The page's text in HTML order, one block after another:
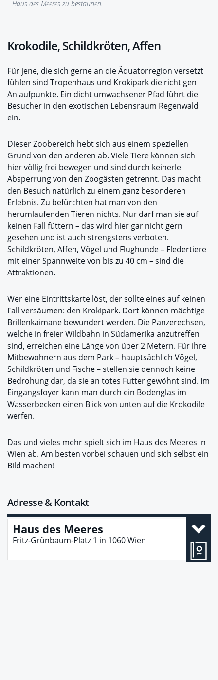
Haus des Meeres zu bestaunen.
Krokodile, Schildkröten, Affen
Für jene, die sich gerne an die Äquatorregion versetzt
fühlen sind Tropenhaus und Krokipark die richtigen
Anlaufpunkte. Ein dicht umwachsener Pfad führt die
Besucher in den exotischen Lebensraum Regenwald
ein.
Dieser Zoobereich hebt sich aus einem speziellen
Grund von den anderen ab. Viele Tiere können sich
hier völlig frei bewegen und sind durch keinerlei
Absperrung von den Zoogästen getrennt. Das macht
den Besuch natürlich zu einem ganz besonderen
Erlebnis. Zu befürchten hat man von den
herumlaufenden Tieren nichts. Nur darf man sie auf
keinen Fall füttern – das wird hier gar nicht gern
gesehen und ist auch strengstens verboten.
Schildkröten, Affen, Vögel und Flughunde – Fledertiere
mit einer Spannweite von bis zu 40 cm – sind die
Attraktionen.
Wer eine Eintrittskarte löst, der sollte eines auf keinen
Fall versäumen: den Krokipark. Dort können mächtige
Brillenkaimane bewundert werden. Die Panzerechsen,
welche in freier Wildbahn in Südamerika anzutreffen
sind, erreichen eine Länge von über 2 Metern. Für ihre
Mitbewohnern aus dem Park – hauptsächlich Vögel,
Schildkröten und Fische – stellen sie dennoch keine
Bedrohung dar, da sie an totes Futter gewöhnt sind. Im
Eingangsfoyer kann man durch ein Bodenglas im
Wasserbecken einen Blick von unten auf die Krokodile
werfen.
Das und vieles mehr spielt sich im Haus des Meeres in
Wien ab. Am besten vorbei schauen und sich selbst ein
Bild machen!
Adresse & Kontakt
Haus des Meeres
Fritz-Grünbaum-Platz 1 in 1060Wien